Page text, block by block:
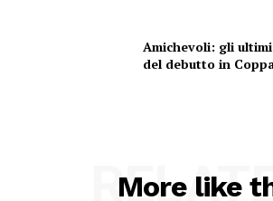
Amichevoli: gli
del debutto in
More like